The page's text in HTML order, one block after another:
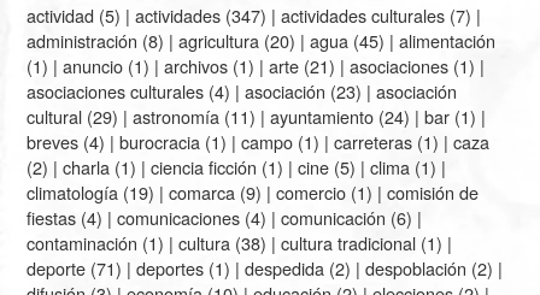
actividad (5) |actividades (347) |actividades culturales (7) |
administración (8) |agricultura (20) |agua (45) |alimentación
(1) |anuncio (1) |archivos (1) |arte (21) |asociaciones (1) |
asociaciones culturales (4) |asociación (23) |asociación
cultural (29) |astronomía (11) |ayuntamiento (24) |bar (1) |
breves (4) |burocracia (1) |campo (1) |carreteras (1) |caza
(2) |charla (1) |ciencia ficción (1) |cine (5) |clima (1) |
climatología (19) |comarca (9) |comercio (1) |comisión de
fiestas (4) |comunicaciones (4) |comunicación (6) |
contaminación (1) |cultura (38) |cultura tradicional (1) |
deporte (71) |deportes (1) |despedida (2) |despoblación (2) |